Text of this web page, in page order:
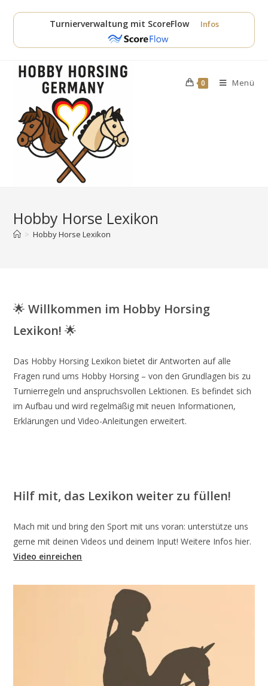
Inhalt
Turnierverwaltung mit ScoreFlow Infos
0 Menü
Hobby Horse Lexikon
> Hobby Horse Lexikon
🌟Willkommen im Hobby Horsing
Lexikon! 🌟
Das Hobby Horsing Lexikon bietet dir Antworten auf alle
Fragen rund ums Hobby Horsing – von den Grundlagen bis zu
Turnierregeln und anspruchsvollen Lektionen. Es befindet sich
im Aufbau und wird regelmäßig mit neuen Informationen,
Erklärungen und Video-Anleitungen erweitert.
Hilf mit, das Lexikon weiter zu füllen!
Mach mit und bring den Sport mit uns voran: unterstütze uns
gerne mit deinen Videos und deinem Input! Weitere Infos hier.
Video einreichen